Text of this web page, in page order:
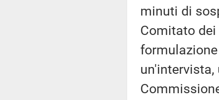
minuti di
Comitato
un'intervista,